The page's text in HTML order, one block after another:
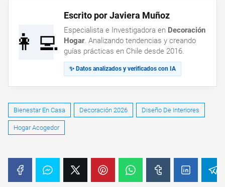
👩‍💻
Escrito por Javiera Muñoz
Especialista e Investigadora en Decoración
Hogar. Analizando tendencias y creando
guías prácticas en Chile desde 2016.
✨ Datos analizados y verificados con IA
Bienestar En Casa Decoración 2026 Diseño De Interiores
Hogar Acogedor